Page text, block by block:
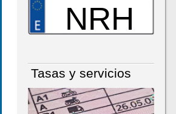
NRH
Tasas y servicios